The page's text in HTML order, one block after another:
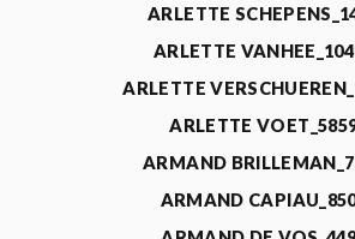
ARLETTE
ARLETTE
ARLETTE
ARLETTE
ARMAND
ARMAND